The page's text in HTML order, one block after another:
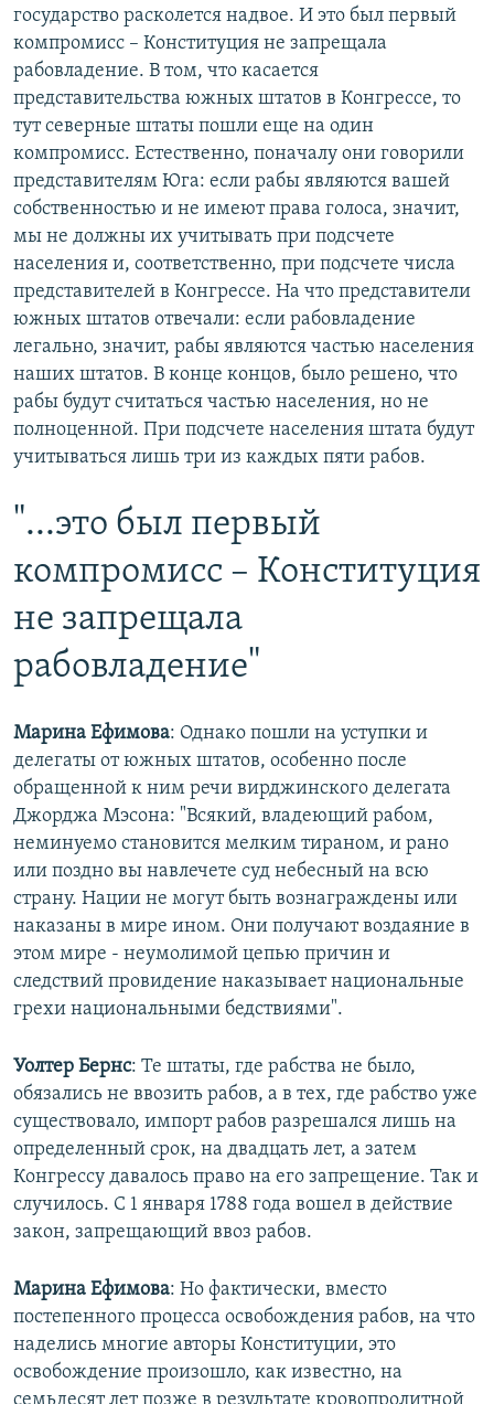
государство расколется надвое. И это был первый
компромисс – Конституция не запрещала
рабовладение. В том, что касается
представительства южных штатов в Конгрессе, то
тут северные штаты пошли еще на один
компромисс. Естественно, поначалу они говорили
представителям Юга: если рабы являются вашей
собственностью и не имеют права голоса, значит,
мы не должны их учитывать при подсчете
населения и, соответственно, при подсчете числа
представителей в Конгрессе. На что представители
южных штатов отвечали: если рабовладение
легально, значит, рабы являются частью населения
наших штатов. В конце концов, было решено, что
рабы будут считаться частью населения, но не
полноценной. При подсчете населения штата будут
учитываться лишь три из каждых пяти рабов.
"...это был первый
компромисс – Конституция
не запрещала
рабовладение"
Марина Ефимова: Однако пошли на уступки и
делегаты от южных штатов, особенно после
обращенной к ним речи вирджинского делегата
Джорджа Мэсона: "Всякий, владеющий рабом,
неминуемо становится мелким тираном, и рано
или поздно вы навлечете суд небесный на всю
страну. Нации не могут быть вознаграждены или
наказаны в мире ином. Они получают воздаяние в
этом мире - неумолимой цепью причин и
следствий провидение наказывает национальные
грехи национальными бедствиями".
Уолтер Бернс: Те штаты, где рабства не было,
обязались не ввозить рабов, а в тех, где рабство уже
существовало, импорт рабов разрешался лишь на
определенный срок, на двадцать лет, а затем
Конгрессу давалось право на его запрещение. Так и
случилось. С 1 января 1788 года вошел в действие
закон, запрещающий ввоз рабов.
Марина Ефимова: Но фактически, вместо
постепенного процесса освобождения рабов, на что
наделись многие авторы Конституции, это
освобождение произошло, как известно, на
семьдесят лет позже в результате кровопролитной